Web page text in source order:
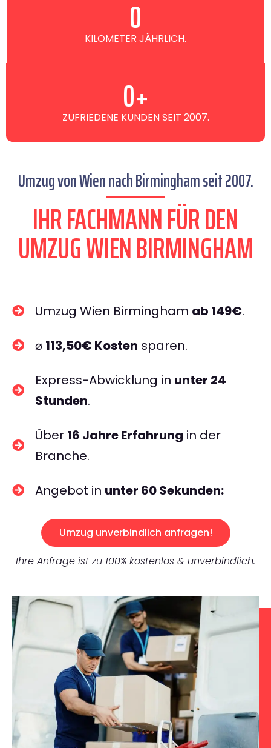
KILOMETER JÄHRLICH.
0
ZUFRIEDENE KUNDEN SEIT 2007.
0+
Umzug von Wien nach Birmingham seit 2007.
IHR FACHMANN FÜR DEN
UMZUG WIEN BIRMINGHAM
Umzug Wien Birmingham ab 149€.
⌀ 113,50€ Kosten sparen.
Express-Abwicklung in unter 24
Stunden.
Über 16 Jahre Erfahrung in der
Branche.
Angebot in unter 60 Sekunden:
Umzug unverbindlich anfragen!
Ihre Anfrage ist zu 100% kostenlos & unverbindlich.